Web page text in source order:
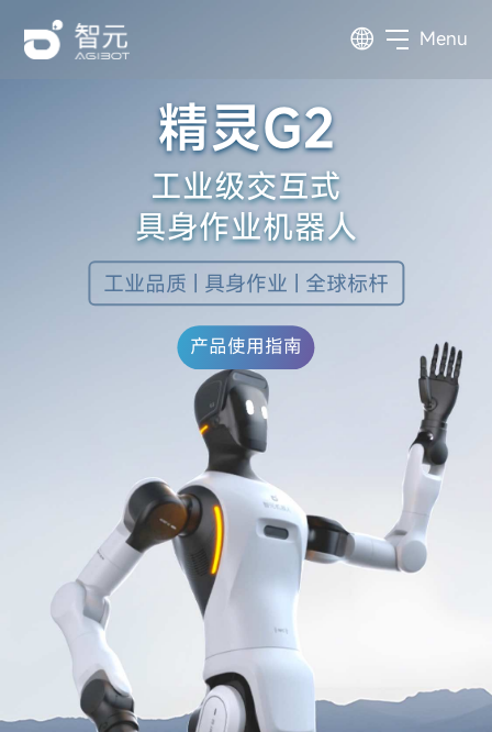
Menu
精灵G2
工业级交互式
具身作业机器人
工业品质 | 具身作业 | 全球标杆
产品使用指南